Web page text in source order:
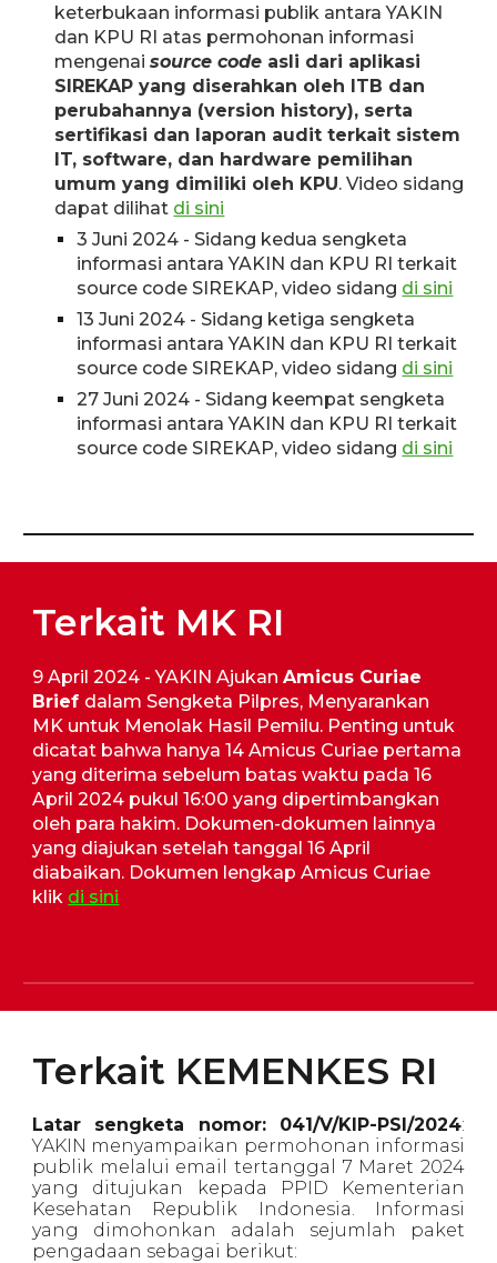
keterbukaan informasi publik antara YAKIN
dan KPU RI atas permohonan informasi
mengenaisource code asli dari aplikasi
SIREKAP yang diserahkan oleh ITB dan
perubahannya (version history), serta
sertifikasi dan laporan audit terkait sistem
IT, software, dan hardware pemilihan
umum yang dimiliki oleh KPU. Video sidang
dapat dilihat di sini
3 Juni 2024 - Sidang kedua sengketa
informasi antara YAKIN dan KPU RI terkait
source code SIREKAP, video sidang di sini
13 Juni 2024 - Sidang ketiga sengketa
informasi antara YAKIN dan KPU RI terkait
source code SIREKAP, video sidang di sini
27 Juni 2024 - Sidang keempat sengketa
informasi antara YAKIN dan KPU RI terkait
source code SIREKAP, video sidang di sini
Terkait MK RI
9 April 2024 - YAKIN AjukanAmicus Curiae
Brief dalam Sengketa Pilpres, Menyarankan
MK untuk Menolak Hasil Pemilu. Penting untuk
dicatat bahwa hanya 14 Amicus Curiae pertama
yang diterima sebelum batas waktu pada 16
April 2024 pukul 16:00 yang dipertimbangkan
oleh para hakim. Dokumen-dokumen lainnya
yang diajukan setelah tanggal 16 April
diabaikan. Dokumen lengkap Amicus Curiae
klik di sini
Terkait KEMENKES RI
Latar sengketa nomor: 041/V/KIP-PSI/2024:
YAKIN menyampaikan permohonan informasi
publik melalui email tertanggal 7 Maret 2024
yang ditujukan kepada PPID Kementerian
Kesehatan Republik Indonesia. Informasi
yang dimohonkan adalah sejumlah paket
pengadaan sebagai berikut: